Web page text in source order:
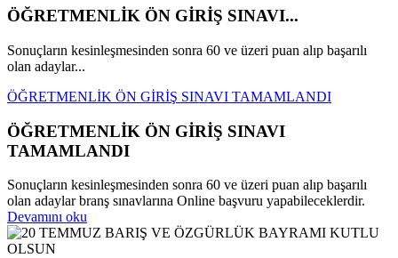
ÖĞRETMENLİK ÖN GİRİŞ SINAVI...
Sonuçların kesinleşmesinden sonra 60 ve üzeri puan alıp başarılı
olan adaylar...
ÖĞRETMENLİK ÖN GİRİŞ SINAVI TAMAMLANDI
ÖĞRETMENLİK ÖN GİRİŞ SINAVI
TAMAMLANDI
Sonuçların kesinleşmesinden sonra 60 ve üzeri puan alıp başarılı
olan adaylar branş sınavlarına Online başvuru yapabileceklerdir.
Devamını oku